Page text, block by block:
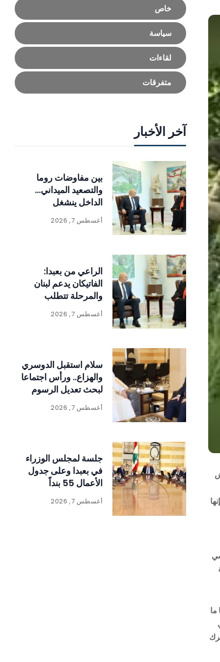
خاص
سياسة
لقاءات
متفرقات
آخر الأخبار
بين مفاوضات روما
والتصعيد الميداني…
الداخل ينشغل
بالإصلاحات
أغسطس 7, 2026
الراعي من بعبدا:
الفاتيكان يدعم لبنان
والمرحلة تتطلب
الالتفاف حول الدولة
ومؤسساتها
أغسطس 7, 2026
سلام استقبل الدوسري
والهزاع.. ورأس اجتماعا
لبحث تعديل الرسوم
على المواد المنتجة
للنفايات
أغسطس 7, 2026
جلسة لمجلس الوزراء
في بعبدا وعلى جدول
الأعمال 55 بنداً
أغسطس 7, 2026